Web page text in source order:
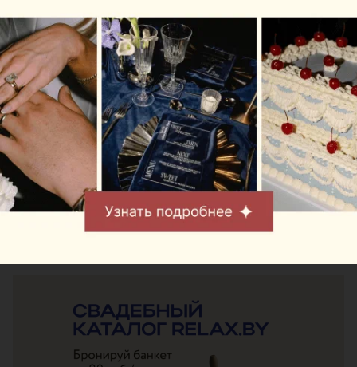
НОВОЕ МЕСТО: ДЕМОКРАТИЧНАЯ «Т.О.Ч.КА.» —
ВМЕСТО БЫВШЕГО SEVEN
АВТОЗАМЕНА: УЧИМСЯ ОТЛИЧАТЬ МЕСТНУЮ
МОЦАРЕЛЛУ ОТ ИТАЛЬЯНСКОЙ С ПОВАРОМ
СПЕЦИАЛИСТ-ДИЕТОЛОГ — ПРО ВАШУ ЛЮБОВЬ К
СТЕЙКАМ, ВЕГАНСТВУ И СЫРОЕДЕНИЮ
Следите за нами в соцсетях